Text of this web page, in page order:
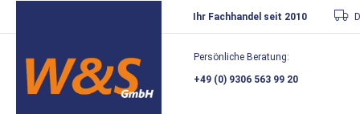
Direkt
zum
Inhalt
Ihr Fachhandel seit 2010
Persönliche Beratung:
+49 (0) 9306 563 99 20